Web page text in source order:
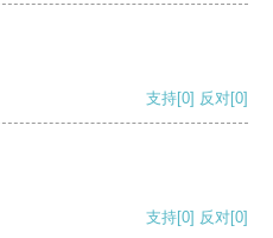
支持[0] 反对[0]
支持[0] 反对[0]